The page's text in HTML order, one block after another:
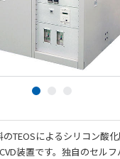
TEOSによるシリコン酸
装置です。独自のセル